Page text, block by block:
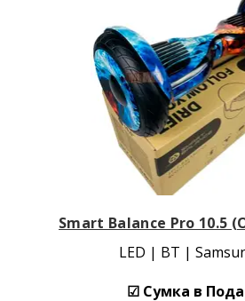
Smart Balance Pro 10.5
LED | BT |
☑ Сумка в